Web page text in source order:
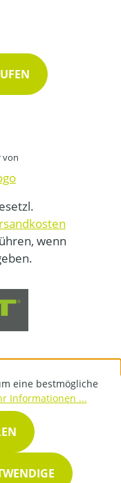
von
wenn
eine bestmögliche
Informationen ...